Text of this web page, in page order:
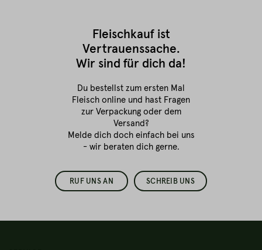
Fleischkauf ist
Vertrauenssache.
Wir sind für dich da!
Du bestellst zum ersten Mal
Fleisch online und hast Fragen
zur Verpackung oder dem
Versand?
Melde dich doch einfach bei uns
- wir beraten dich gerne.
RUF UNS AN SCHREIB UNS